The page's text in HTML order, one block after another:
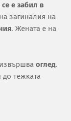
се е забил в
загиналия на
. Жената е на
оглед.
до тежката